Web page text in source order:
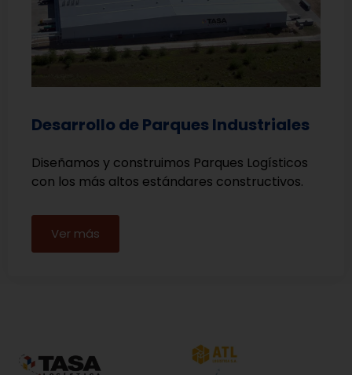
Desarrollo de Parques Industriales
Diseñamos y construimos Parques Logísticos
con los más altos estándares constructivos.
Ver más